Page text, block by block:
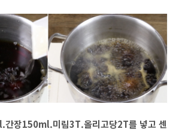
장150ml.미림3T.올리고당2T를 넣고 센